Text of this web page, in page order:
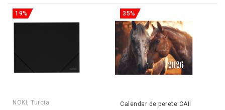
19%
NOKI, Turcia
35%
Calendar de perete CAII